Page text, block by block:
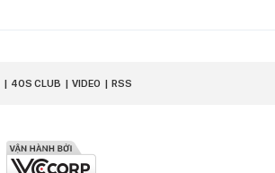
40S CLUB VIDEO RSS